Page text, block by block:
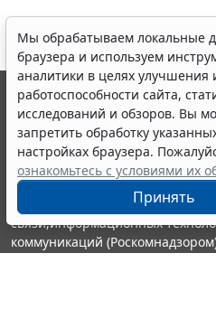
Мы обрабатываем локальные
браузера и используем
аналитики в целях улучшения
работоспособности сайта,
исследований и обзоров. Вы
запретить обработку
настройках браузера.
ознакомьтесь с условиями их
Принять
© ООО "НПП "ГАРАНТ-СЕРВИС",
выпускается с 1990 года.
являются участниками
информации ГАРАНТ.
Портал ГАРАНТ.РУ
издания Федеральной службой
связи,информационных
коммуникаций